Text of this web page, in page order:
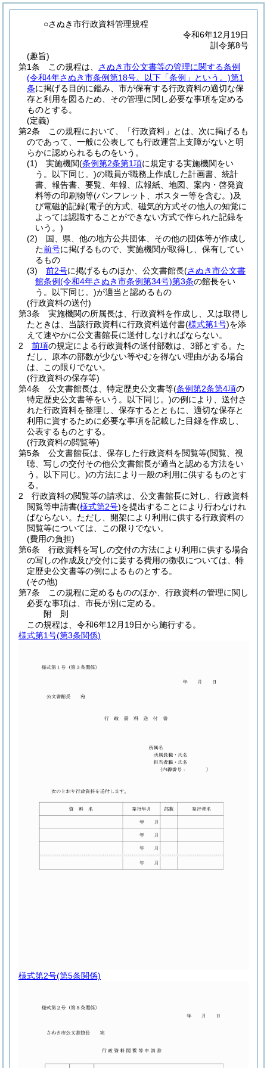
○さぬき市行政資料管理規程
令和6年12月19日
訓令第8号
(趣旨)
第1条
この規程は、 さぬき市公文書等の管理に関する条例
(令和4年さぬき市条例第18号。以下「条例」という。)第1
条に掲げる目的に鑑み、市が保有する行政資料の適切な保
存と利用を図るため、その管理に関し必要な事項を定める
ものとする。
(定義)
第2条
この規程において、「行政資料」とは、次に掲げるも
のであって、一般に公表しても行政運営上支障がないと明
らかに認められるものをいう。
(1)
実施機関(条例第2条第1項に規定する実施機関をい
う。以下同じ。)の職員が職務上作成した計画書、統計
書、報告書、要覧、年報、広報紙、地図、案内・啓発資
料等の印刷物等(パンフレット、ポスター等を含む。)及
び電磁的記録(電子的方式、磁気的方式その他人の知覚に
よっては認識することができない方式で作られた記録を
いう。)
(2)
国、県、他の地方公共団体、その他の団体等が作成し
た前号に掲げるもので、実施機関が取得し、保有してい
るもの
(3)
前2号に掲げるものほか、公文書館長(さぬき市公文書
館条例(令和4年さぬき市条例第34号)第3条の館長をい
う。以下同じ。)が適当と認めるもの
(行政資料の送付)
第3条
実施機関の所属長は、行政資料を作成し、又は取得し
たときは、当該行政資料に行政資料送付書(様式第1号)を添
えて速やかに公文書館長に送付しなければならない。
2
前項の規定による行政資料の送付部数は、3部とする。 た
だし、原本の部数が少ない等やむを得ない理由がある場合
は、この限りでない。
(行政資料の保存等)
第4条
公文書館長は、特定歴史公文書等(条例第2条第4項の
特定歴史公文書等をいう。以下同じ。)の例により、送付さ
れた行政資料を整理し、保存するとともに、適切な保存と
利用に資するために必要な事項を記載した目録を作成し、
公表するものとする。
(行政資料の閲覧等)
第5条
公文書館長は、保存した行政資料を閲覧等(閲覧、視
聴、写しの交付その他公文書館長が適当と認める方法をい
う。以下同じ。)の方法により一般の利用に供するものとす
る。
2
行政資料の閲覧等の請求は、公文書館長に対し、行政資料
閲覧等申請書(様式第2号)を提出することにより行わなけれ
ばならない。 ただし、開架により利用に供する行政資料の
閲覧等については、この限りでない。
(費用の負担)
第6条
行政資料を写しの交付の方法により利用に供する場合
の写しの作成及び交付に要する費用の徴収については、特
定歴史公文書等の例によるものとする。
(その他)
第7条
この規程に定めるもののほか、行政資料の管理に関し
必要な事項は、市長が別に定める。
附 則
この規程は、令和6年12月19日から施行する。
様式第1号(第3条関係)
様式第2号(第5条関係)